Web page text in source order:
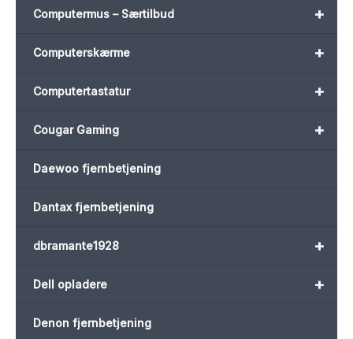
+
Computermus – Særtilbud
+
Computerskærme
+
Computertastatur
+
Cougar Gaming
Daewoo fjernbetjening
Dantax fjernbetjening
+
dbramante1928
+
Dell opladere
Denon fjernbetjening